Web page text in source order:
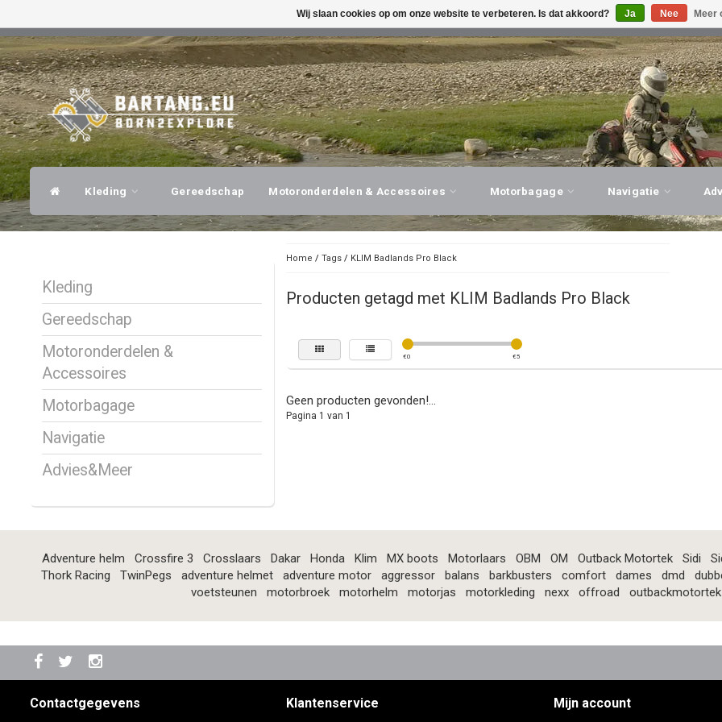
DESKUNDIG ADVIES, PERSOONLIJKE SERVICE! BEZOEK ONZE
Kleding Gereedschap Motoronderdelen & Accessoires Motorbagage Navigatie
Kleding
Gereedschap
Motoronderdelen &
Accessoires
Motorbagage
Navigatie
Advies&Meer
Home / Tags/ KLIM Badlands Pro Black
Producten getagd met KLIM Badlands Pro Black
€0 €5
Geen producten gevonden!...
Pagina 1 van 1
Adventure helm Crossfire 3 Crosslaars Dakar Honda Klim MX boots Motorlaars OBM OM Outback Motortek Sidi
Thork Racing
TwinPegs adventure helmet adventure motor aggressor balans barkbusters comfort dames dmd
voetsteunen
motorbroek motorhelm motorjas motorkleding nexx offroad outbackmotortek
Contactgegevens Klantenservice Mijn account
Wij slaan cookies op om onze website te verbeteren. Is dat akkoord? Ja Nee Meer